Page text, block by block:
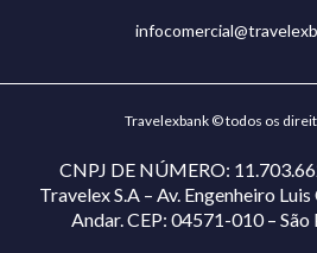
Travelexbank © todos os
CNPJ DE NÚMERO:
Travelex S.A – Av. Engenheiro
Andar. CEP: 04571-010 – São